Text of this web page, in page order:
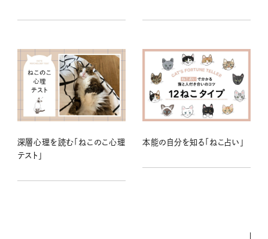
深層心理を読む「ねこのこ心理
テスト」
本能の自分を知る「ねこ占い」